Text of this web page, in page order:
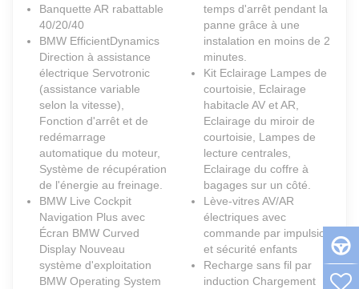
Banquette AR rabattable
40/20/40
BMW EfficientDynamics
Direction à assistance
électrique Servotronic
(assistance variable
selon la vitesse),
Fonction d'arrêt et de
redémarrage
automatique du moteur,
Système de récupération
de l'énergie au freinage.
BMW Live Cockpit
Navigation Plus avec
Écran BMW Curved
Display Nouveau
système d'exploitation
BMW Operating System
temps d'arrêt pendant la
panne grâce à une
instalation en moins de 2
minutes.
Kit Eclairage Lampes de
courtoisie, Eclairage
habitacle AV et AR,
Eclairage du miroir de
courtoisie, Lampes de
lecture centrales,
Eclairage du coffre à
bagages sur un côté.
Lève-vitres AV/AR
électriques avec
commande par impulsion
et sécurité enfants
Recharge sans fil par
induction Chargement